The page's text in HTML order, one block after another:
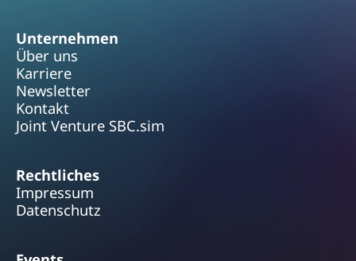
Unternehmen
Über uns
Karriere
Newsletter
Kontakt
Joint Venture SBC.sim
Rechtliches
Impressum
Datenschutz